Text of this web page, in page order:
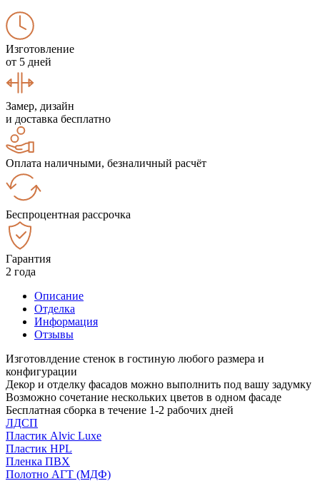
Изготовление
от 5 дней
Замер, дизайн
и доставка бесплатно
Оплата наличными, безналичный расчёт
Беспроцентная рассрочка
Гарантия
2 года
Описание
Отделка
Информация
Отзывы
Изготовлдение стенок в гостиную любого размера и
конфигурации
Декор и отделку фасадов можно выполнить под вашу задумку
Возможно сочетание нескольких цветов в одном фасаде
Бесплатная сборка в течение 1-2 рабочих дней
ЛДСП
Пластик Alvic Luxe
Пластик HPL
Пленка ПВХ
Полотно АГТ (МДФ)